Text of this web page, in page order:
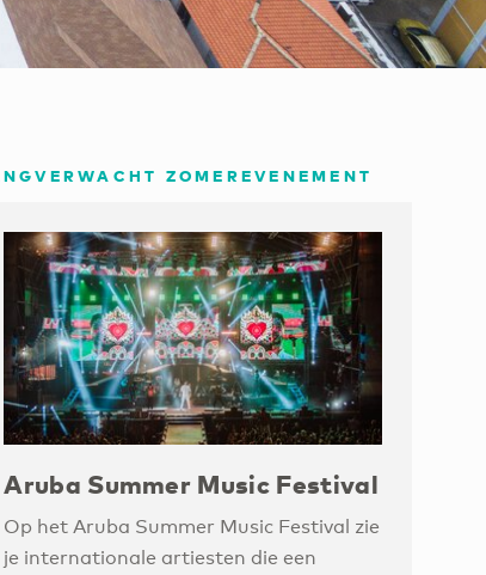
ZOMEREVENEMENT
Aruba Summer Music Festival
Op het Aruba Summer Music Festival zie
je internationale artiesten die een